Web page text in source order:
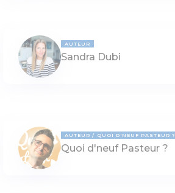
AUTEUR
Sandra Dubi
AUTEUR QUOI D'NEUF PASTEUR ?
Quoi d'neuf Pasteur ?